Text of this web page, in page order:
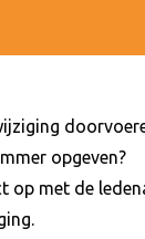
opgeven?
op met de